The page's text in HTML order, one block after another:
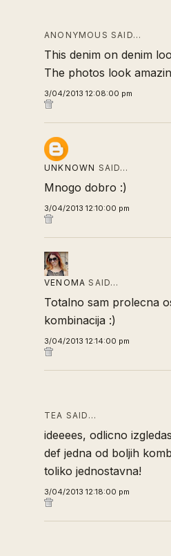
ANONYMOUS SAID…
This denim on denim
The photos look
3/04/2013 12:08:00 pm
UNKNOWN SAID…
Mnogo dobro :)
3/04/2013 12:10:00 pm
VENOMA SAID…
Totalno sam prolecna
kombinacija :)
3/04/2013 12:14:00 pm
TEA SAID…
ideeees, odlicno
def jedna od boljih
toliko jednostavna!
3/04/2013 12:18:00 pm